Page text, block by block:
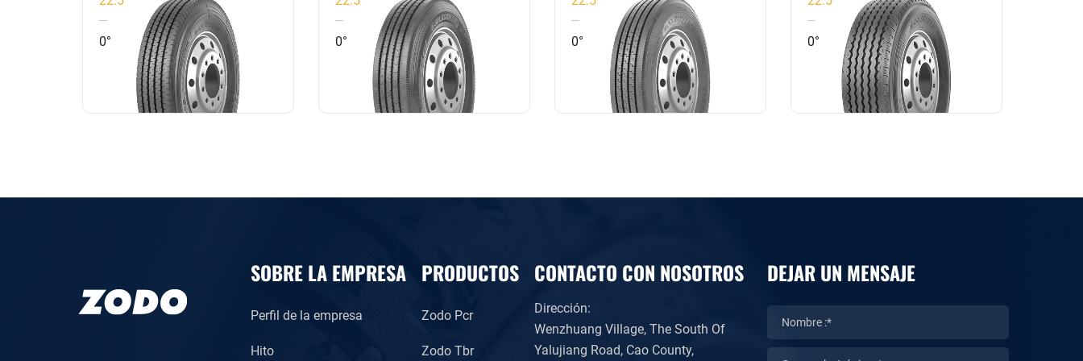
y aumenta el kilometraje del
neumático
0°
distancia en buenas carreteras
y carreteras pavimentadas
0° 0° 0°
SOBRE LA EMPRESA
Perfil de la empresa
Hito
PRODUCTOS
Zodo Pcr
Zodo Tbr
CONTACTO CON NOSOTROS
Dirección:
Wenzhuang Village, The South Of
Yalujiang Road, Cao County,
DEJAR UN MENSAJE